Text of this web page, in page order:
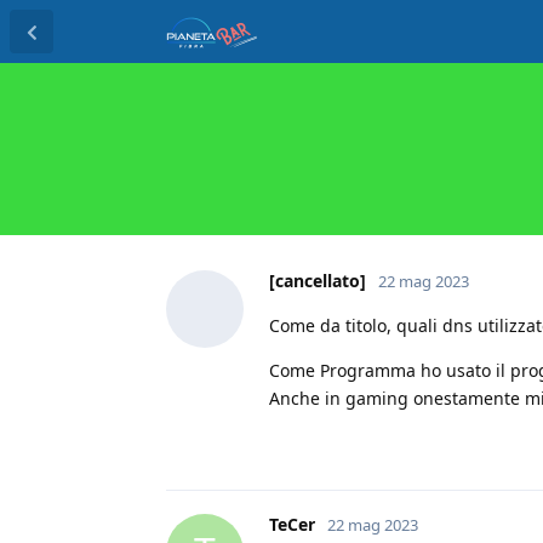
[cancellato] 22 mag 2023
Come da titolo, quali dns
Come Programma ho usato il
Anche in gaming onestamente
TeCer 22 mag 2023